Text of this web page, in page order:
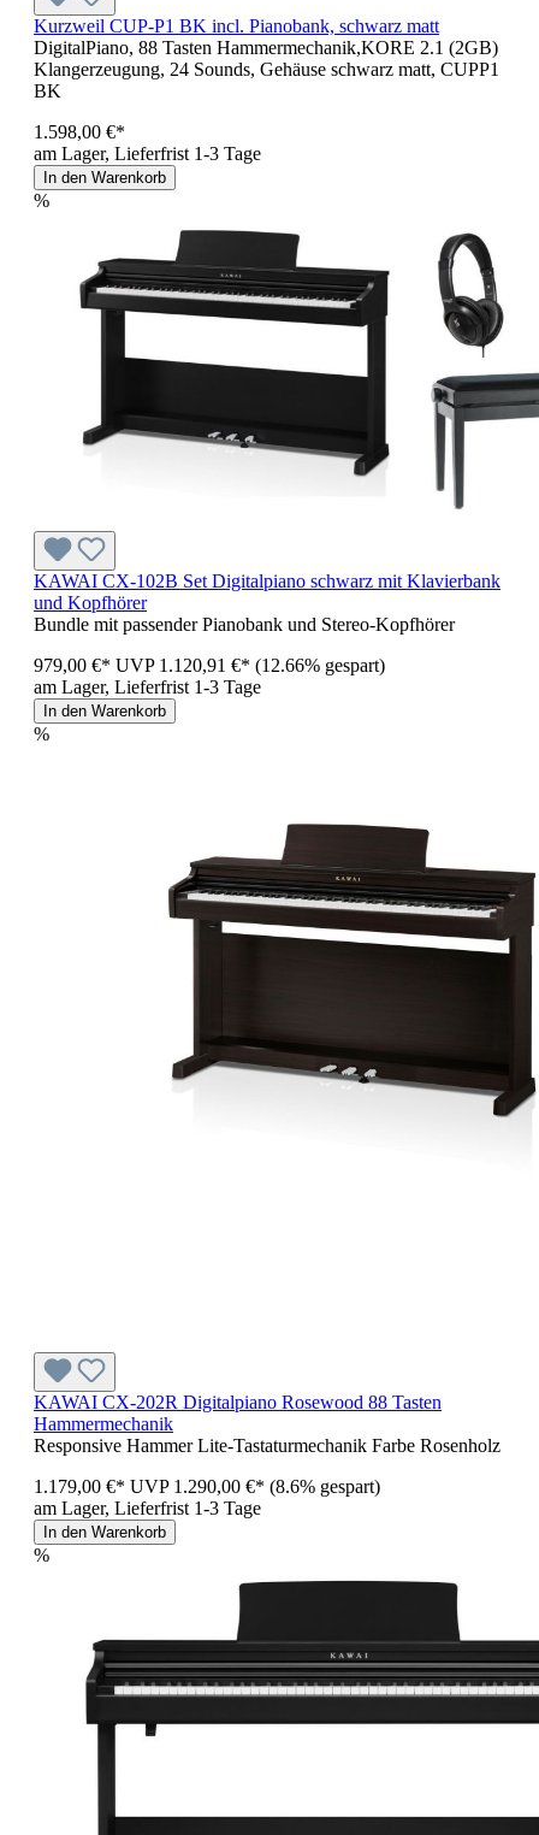
Kurzweil CUP-P1 BK incl. Pianobank, schwarz matt
DigitalPiano, 88 Tasten Hammermechanik,KORE 2.1 (2GB)
Klangerzeugung, 24 Sounds, Gehäuse schwarz matt, CUPP1
BK
1.598,00 €*
am Lager, Lieferfrist 1-3 Tage
In den Warenkorb
%
KAWAI CX-102B Set Digitalpiano schwarz mit Klavierbank
und Kopfhörer
Bundle mit passender Pianobank und Stereo-Kopfhörer
979,00 €* UVP 1.120,91 €* (12.66% gespart)
am Lager, Lieferfrist 1-3 Tage
In den Warenkorb
%
KAWAI CX-202R Digitalpiano Rosewood 88 Tasten
Hammermechanik
Responsive Hammer Lite-Tastaturmechanik Farbe Rosenholz
1.179,00 €* UVP 1.290,00 €* (8.6% gespart)
am Lager, Lieferfrist 1-3 Tage
In den Warenkorb
%